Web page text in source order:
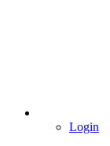
Login